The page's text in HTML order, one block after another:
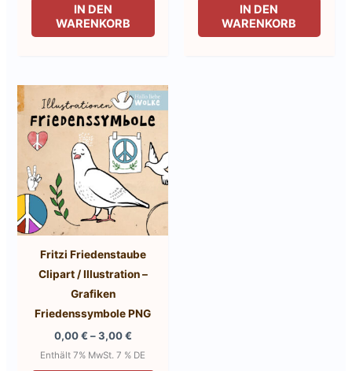
IN DEN
WARENKORB
IN DEN
WARENKORB
Fritzi Friedenstaube
Clipart / Illustration –
Grafiken
Friedenssymbole PNG
0,00€ –3,00€Preisspanne:
bis
Enthält 7% MwSt. 7 % DE